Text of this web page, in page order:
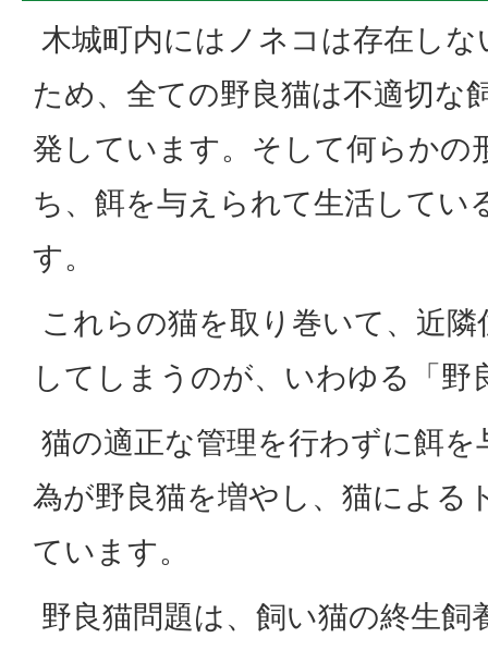
木城町内にはノネコは存在し
ため、全ての野良猫は不適切な
発しています。そして何らかの
ち、餌を与えられて生活してい
す。
これらの猫を取り巻いて、近
してしまうのが、いわゆる「野
猫の適正な管理を行わずに餌
為が野良猫を増やし、猫による
ています。
野良猫問題は、飼い猫の終生飼